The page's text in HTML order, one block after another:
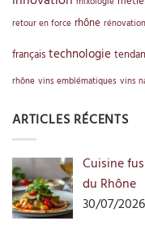
retour en force rhône
français technologie
rhône vins emblématiques vins
ARTICLES RÉCENTS
Cuisine
du Rhône
30/07/2026